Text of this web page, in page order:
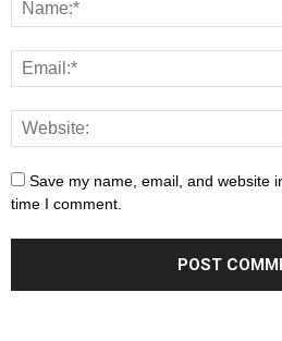
Save my name, email, and website
time I comment.